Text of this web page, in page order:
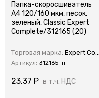
Папка-скоросшиватель
А4 120/160 мкм, песок,
зеленый, Classic Expert
Complete/312165 (20)
Торговая марка: Expert Complete
Артикул: 312165-н
23,37 Р в т.ч. НДС